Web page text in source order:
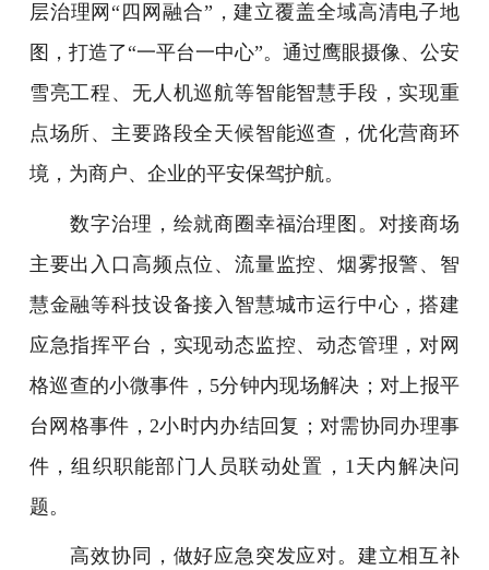
层治理网“四网融合”，建立覆盖全域高清电子地
图，打造了“一平台一中心”。通过鹰眼摄像、公安
雪亮工程、无人机巡航等智能智慧手段，实现重
点场所、主要路段全天候智能巡查，优化营商环
境，为商户、企业的平安保驾护航。
数字治理，绘就商圈幸福治理图。对接商场
主要出入口高频点位、流量监控、烟雾报警、智
慧金融等科技设备接入智慧城市运行中心，搭建
应急指挥平台，实现动态监控、动态管理，对网
格巡查的小微事件，5分钟内现场解决；对上报平
台网格事件，2小时内办结回复；对需协同办理事
件，组织职能部门人员联动处置，1天内解决问
题。
高效协同，做好应急突发应对。建立相互补